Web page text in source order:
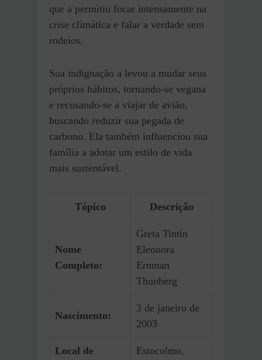
que a permitiu focar intensamente na
crise climática e falar a verdade sem
rodeios.
Sua indignação a levou a mudar seus
próprios hábitos, tornando-se vegana
e recusando-se a viajar de avião,
buscando reduzir sua pegada de
carbono. Ela também influenciou sua
família a adotar um estilo de vida
mais sustentável.
Tópico Descrição
Nome
Completo:
Greta Tintin
Eleonora
Ernman
Thunberg
Nascimento:
3 de janeiro de
2003
Local de
Estocolmo,